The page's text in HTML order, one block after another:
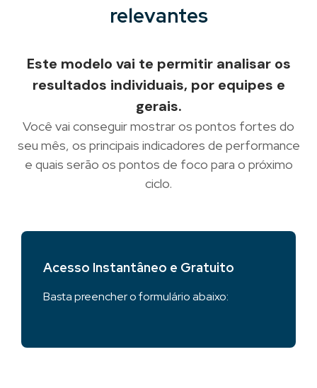
relevantes
Este modelo vai te permitir analisar os
resultados individuais, por equipes e
gerais.
Você vai conseguir mostrar os pontos fortes do
seu mês, os principais indicadores de performance
e quais serão os pontos de foco para o próximo
ciclo.
Acesso Instantâneo e Gratuito
Basta preencher o formulário abaixo: